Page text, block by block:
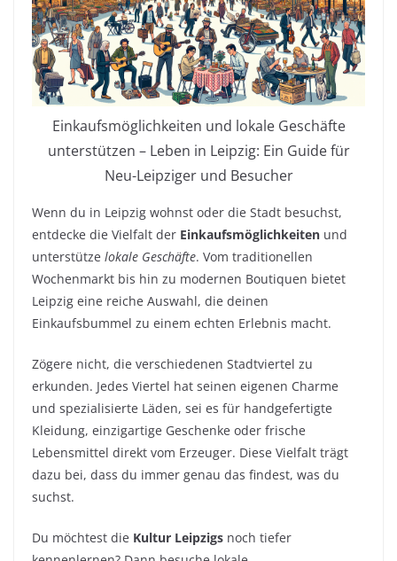
Einkaufsmöglichkeiten und lokale Geschäfte
unterstützen – Leben in Leipzig: Ein Guide für
Neu-Leipziger und Besucher
Wenn du in Leipzig wohnst oder die Stadt besuchst,
entdecke die Vielfalt der Einkaufsmöglichkeiten und
unterstütze lokale Geschäfte. Vom traditionellen
Wochenmarkt bis hin zu modernen Boutiquen bietet
Leipzig eine reiche Auswahl, die deinen
Einkaufsbummel zu einem echten Erlebnis macht.
Zögere nicht, die verschiedenen Stadtviertel zu
erkunden. Jedes Viertel hat seinen eigenen Charme
und spezialisierte Läden, sei es für handgefertigte
Kleidung, einzigartige Geschenke oder frische
Lebensmittel direkt vom Erzeuger. Diese Vielfalt trägt
dazu bei, dass du immer genau das findest, was du
suchst.
Du möchtest die Kultur Leipzigs noch tiefer